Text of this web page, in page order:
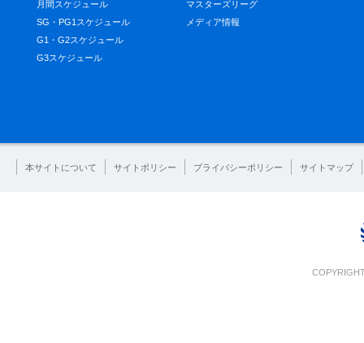
月間スケジュール
SG・PG1スケジュール
G1・G2スケジュール
G3スケジュール
マスターズリーグ
メディア情報
本サイトについて サイトポリシー プライバシーポリシー サイトマップ